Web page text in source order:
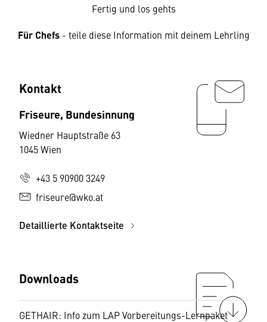
Fertig und los gehts
Für Chefs- teile diese Information mit deinem Lehrling
Kontakt
Friseure, Bundesinnung
Wiedner Hauptstraße 63
1045 Wien
+43 5 90900 3249
friseure@wko.at
Detaillierte Kontaktseite
Downloads
GETHAIR: Info zum LAP Vorbereitungs-Lernpaket